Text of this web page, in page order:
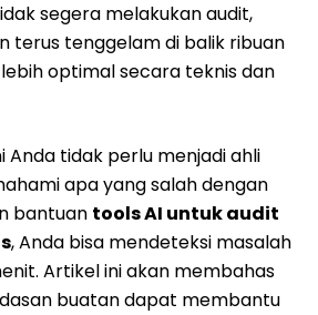
segera melakukan audit,
terus tenggelam di balik ribuan
optimal secara teknis dan
Anda tidak perlu menjadi ahli
apa yang salah dengan
bantuan tools AI untuk audit
, Anda bisa mendeteksi masalah
Artikel ini akan membahas
buatan dapat membantu